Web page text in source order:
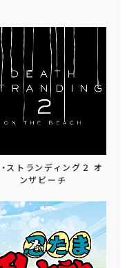
ストランディング２ オ
ンザビーチ